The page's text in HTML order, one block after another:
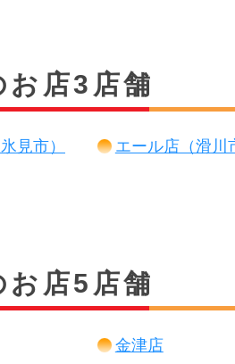
お店3店舗
見市） エール店（滑川
お店5店舗
金津店